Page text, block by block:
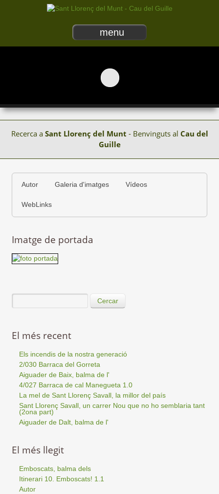
menu
Recerca a Sant Llorenç del Munt - Benvinguts al Cau del
Guille
Autor Galeria d'imatges Vídeos
WebLinks
Imatge de portada
Cercar
El més recent
Els incendis de la nostra generació
2/030 Barraca del Gorreta
Aiguader de Baix, balma de l'
4/027 Barraca de cal Manegueta 1.0
La mel de Sant Llorenç Savall, la millor del país
Sant Llorenç Savall, un carrer Nou que no ho semblaria tant
(2ona part)
Aiguader de Dalt, balma de l'
El més llegit
Emboscats, balma dels
Itinerari 10. Emboscats! 1.1
Autor